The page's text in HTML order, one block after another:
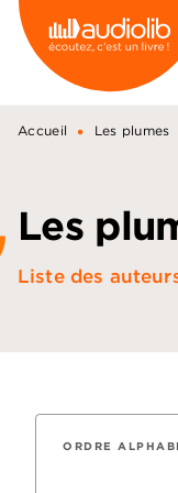
MENU
PIED DE PAGE
Accueil • Les plumes
Les
Liste des
ORDRE